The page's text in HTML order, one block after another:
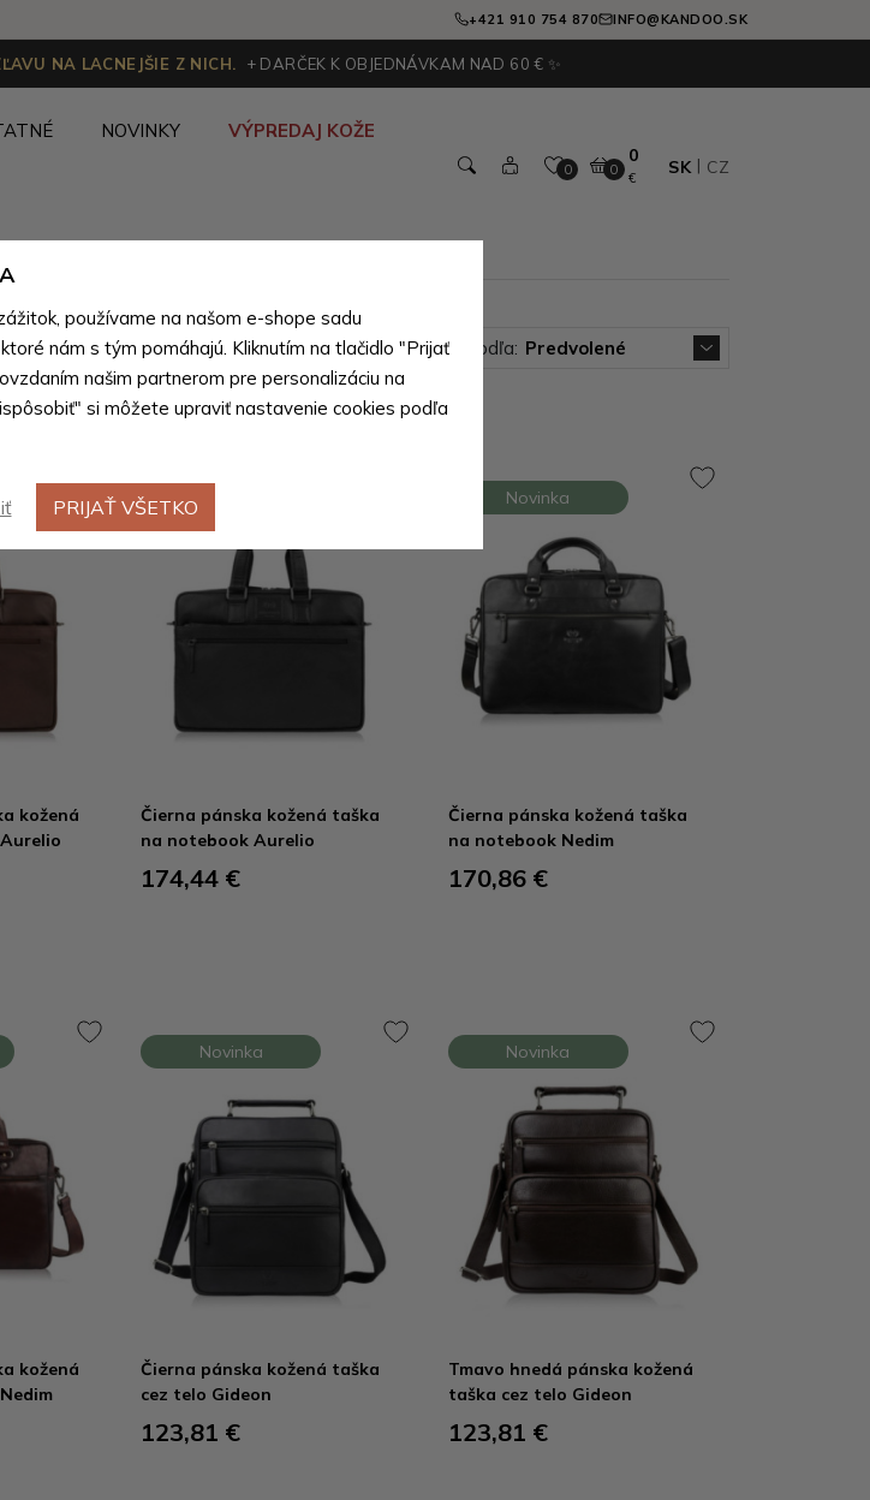
+421 910 754 870 INFO@KANDOO.SK
NA LACNEJŠIE Z NICH. + DARČEK K OBJEDNÁVKAM NAD 60 € ✨
NOVINKY VÝPREDAJ KOŽE
0 0
0
€
SK CZ
Zoradiť podľa: Predvolené
kožená
Čierna pánska kožená taška
na notebook Aurelio
174,44 €
Novinka
Čierna pánska kožená taška
na notebook Nedim
170,86 €
kožená
Novinka
Čierna pánska kožená taška
cez telo Gideon
123,81 €
Novinka
Tmavo hnedá pánska kožená
taška cez telo Gideon
123,81 €
používame na našom e-shope sadu
nám s tým pomáhajú. Kliknutím na tlačidlo "Prijať
našim partnerom pre personalizáciu na
si môžete upraviť nastavenie cookies podľa
PRIJAŤ VŠETKO